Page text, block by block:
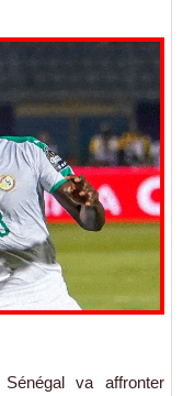
va affronter